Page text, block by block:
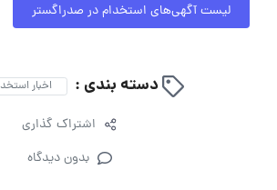
لیست آگهی‌های استخدام در صدراگستر
دسته بندی : اخبار
اشتراک گذاری
بدون دیدگاه